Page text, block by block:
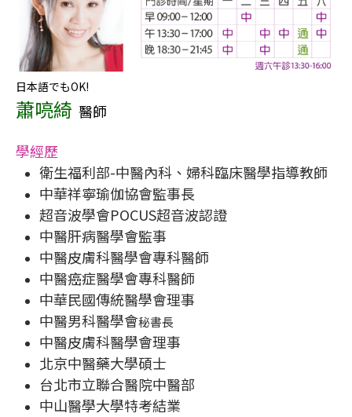
日本語でもOK!
蕭喨綺 醫師
學經歷
衛生福利部-中醫內科、婦科臨床醫學指導教師
中華祥寧瑜伽協會監事長
超音波學會POCUS超音波認證
中醫肝病醫學會監事
中醫皮膚科醫學會專科醫師
中醫癌症醫學會專科醫師
中華民國傳統醫學會理事
中醫男科醫學會秘書長
中醫皮膚科醫學會理事
北京中醫藥大學碩士
台北市立聯合醫院中醫部
中山醫學大學特考結業